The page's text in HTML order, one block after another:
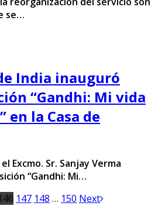
se…
India inauguró
“Gandhi: Mi vida
en la Casa de
Excmo. Sr. Sanjay Verma
“Gandhi: Mi…
147 148 … 150 Next